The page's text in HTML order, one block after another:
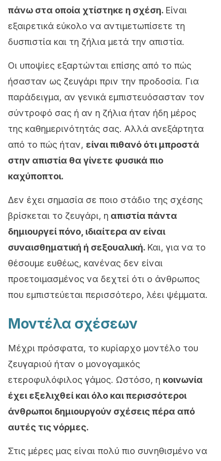
πάνω στα οποία χτίστηκε η σχέση. Είναι
εξαιρετικά εύκολο να αντιμετωπίσετε τη
δυσπιστία και τη ζήλια μετά την απιστία.
Οι υποψίες εξαρτώνται επίσης από το πώς
ήσασταν ως ζευγάρι πριν την προδοσία. Για
παράδειγμα, αν γενικά εμπιστευόσασταν τον
σύντροφό σας ή αν η ζήλια ήταν ήδη μέρος
της καθημερινότητάς σας. Αλλά ανεξάρτητα
από το πώς ήταν, είναιπιθανό ότι μπροστά
στην απιστία θα γίνετε φυσικά πιο
καχύποπτοι.
Δεν έχει σημασία σε ποιο στάδιο της σχέσης
βρίσκεται το ζευγάρι, η απιστία πάντα
δημιουργεί πόνο, ιδιαίτερα αν είναι
συναισθηματική ή σεξουαλική. Και, για να το
θέσουμε ευθέως, κανένας δεν είναι
προετοιμασμένος να δεχτεί ότι ο άνθρωπος
που εμπιστεύεται περισσότερο, λέει ψέμματα.
Μοντέλα σχέσεων
Μέχρι πρόσφατα, το κυρίαρχο μοντέλο του
ζευγαριού ήταν ο μονογαμικός
ετεροφυλόφιλος γάμος. Ωστόσο, η κοινωνία
έχει εξελιχθεί και όλο και περισσότεροι
άνθρωποι δημιουργούν σχέσεις πέρα από
αυτές τις νόρμες.
Στις μέρες μας είναι πολύ πιο συνηθισμένο να